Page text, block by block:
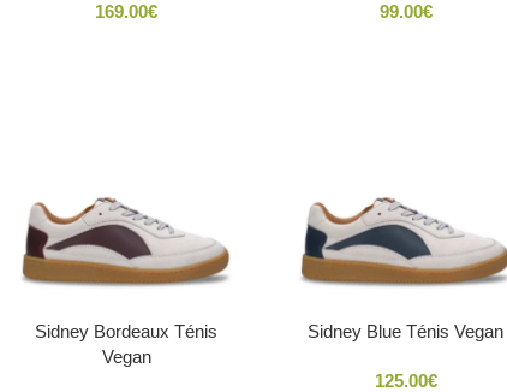
169.00€ 99.00€
Sidney Bordeaux Ténis
Vegan
Sidney Blue Ténis Vegan
125.00€